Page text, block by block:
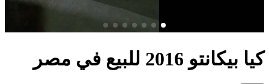
كيا بيكانتو 2016 للبيع في مصر